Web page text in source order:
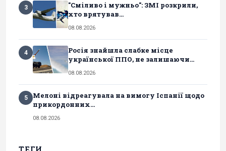
3
"Сміливо і мужньо": ЗМІ розкрили,
хто врятував...
08.08.2026
4
Росія знайшла слабке місце
української ППО, не залишаючи...
08.08.2026
5
Мелоні відреагувала на вимогу Іспанії щодо
прикордонних...
08.08.2026